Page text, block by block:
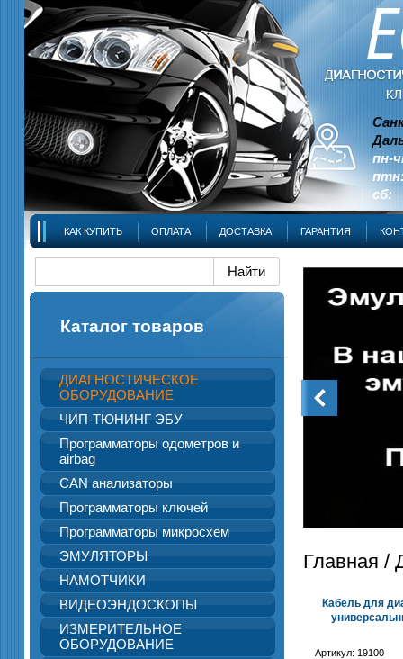
пн-
сб:
КАК КУПИТЬ ОПЛАТА ДОСТАВКА ГАРАНТИЯ
Каталог товаров
ДИАГНОСТИЧЕСКОЕ
ОБОРУДОВАНИЕ
ЧИП-ТЮНИНГ ЭБУ
Программаторы одометров и
airbag
CAN анализаторы
Программаторы ключей
Программаторы микросхем
ЭМУЛЯТОРЫ
НАМОТЧИКИ
ВИДЕОЭНДОСКОПЫ
ИЗМЕРИТЕЛЬНОЕ
ОБОРУДОВАНИЕ
Главная /
Кабель для
Артикул: 19100